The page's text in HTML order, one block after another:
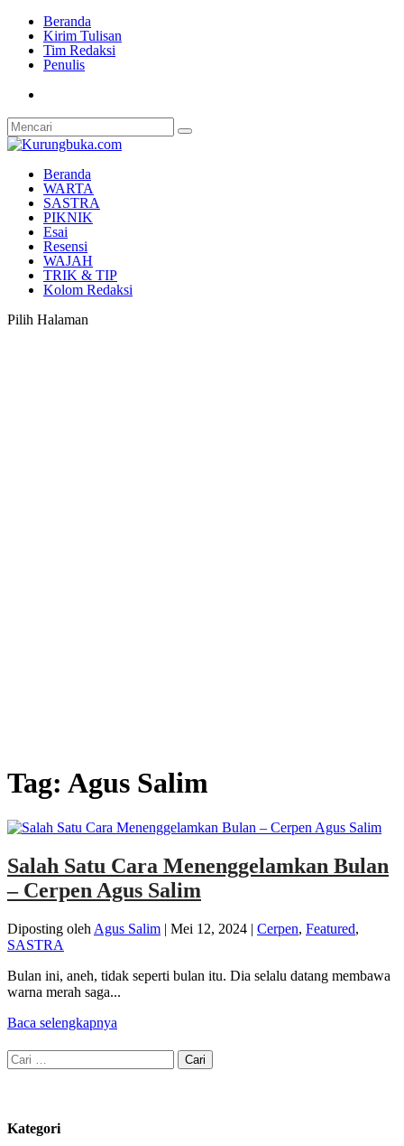
Beranda
Kirim Tulisan
Tim Redaksi
Penulis
Beranda
WARTA
SASTRA
PIKNIK
Esai
Resensi
WAJAH
TRIK & TIP
Kolom Redaksi
Pilih Halaman
Tag: Agus Salim
Salah Satu Cara Menenggelamkan Bulan
– Cerpen Agus Salim
Diposting oleh Agus Salim | Mei 12, 2024 | Cerpen, Featured,
SASTRA
Bulan ini, aneh, tidak seperti bulan itu. Dia selalu datang membawa
warna merah saga...
Baca selengkapnya
Cari
untuk:
Kategori